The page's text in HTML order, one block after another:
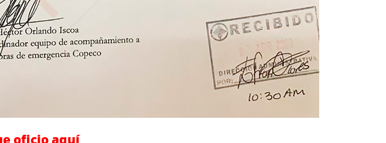
oficio aquí